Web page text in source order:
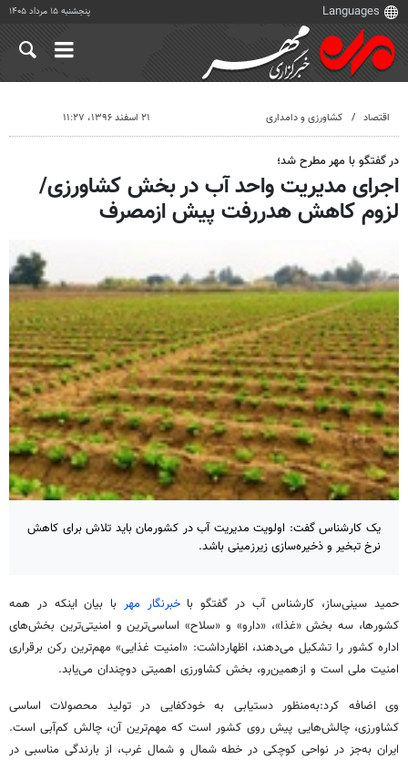
پنجشنبه ۱۵ مرداد ۱۴۰۵
اقتصاد کشاورزی و دامداری ۲۱ اسفند ۱۳۹۶، ۱۱:۲۷
در گفتگو با مهر مطرح شد؛
اجرای مدیریت واحد آب در بخش کشاورزی/
لزوم کاهش هدررفت پیش ازمصرف
یک کارشناس گفت: اولویت مدیریت آب در کشورمان باید تلاش برای کاهش
نرخ تبخیر و ذخیره‌سازی زیرزمینی باشد.
حمید سینی‌ساز، کارشناس آب در گفتگو باخبرنگار مهر با بیان اینکه در همه
کشورها، سه بخش «غذا»، «دارو» و «سلاح» اساسی‌ترین و امنیتی‌ترین بخش‌های
اداره کشور را تشکیل می‌دهند، اظهارداشت: «امنیت غذایی» مهم‌ترین رکن برقراری
امنیت ملی است و ازهمین‌رو، بخش کشاورزی اهمیتی دوچندان می‌یابد.
وی اضافه کرد:به‌منظور دستیابی به خودکفایی در تولید محصولات اساسی
کشاورزی، چالش‌هایی پیش روی کشور است که مهم‌ترین آن، چالش کم‌آبی است.
ایران به‌جز در نواحی کوچکی در خطه شمال و شمال غرب، از بارندگی مناسبی در